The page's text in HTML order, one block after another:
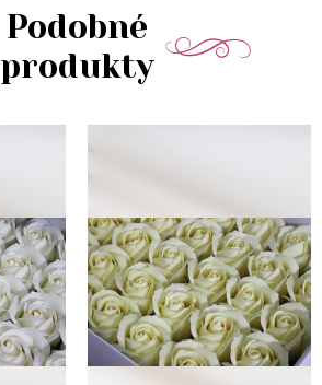
Podobné
produkty